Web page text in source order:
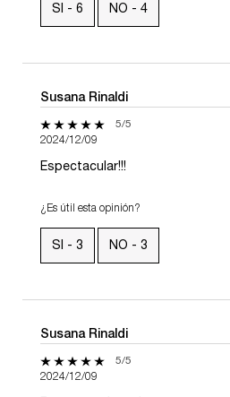
SI - 6 NO - 4
Susana Rinaldi
5 de 5 estrellas.5/5
2024/12/09
Espectacular!!!
¿Es útil esta opinión?
SI - 3 NO - 3
Susana Rinaldi
5 de 5 estrellas.5/5
2024/12/09